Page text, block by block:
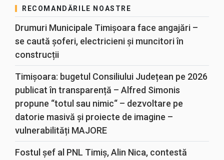
RECOMANDĂRILE NOASTRE
Drumuri Municipale Timișoara face angajări –
se caută șoferi, electricieni și muncitori în
construcții
Timișoara: bugetul Consiliului Județean pe 2026
publicat în transparență – Alfred Simonis
propune “totul sau nimic“ – dezvoltare pe
datorie masivă și proiecte de imagine –
vulnerabilități MAJORE
Fostul șef al PNL Timiș, Alin Nica, contestă